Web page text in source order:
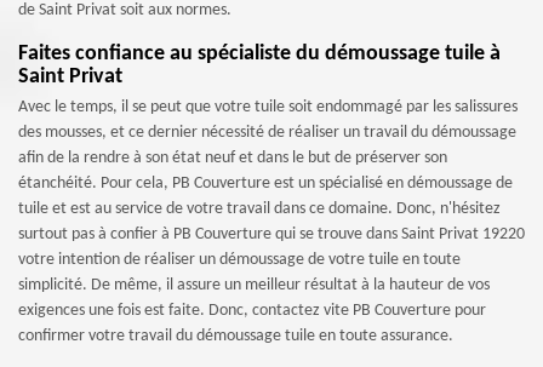
de Saint Privat soit aux normes.
Faites confiance au spécialiste du démoussage tuile à
Saint Privat
Avec le temps, il se peut que votre tuile soit endommagé par les salissures
des mousses, et ce dernier nécessité de réaliser un travail du démoussage
afin de la rendre à son état neuf et dans le but de préserver son
étanchéité. Pour cela, PB Couverture est un spécialisé en démoussage de
tuile et est au service de votre travail dans ce domaine. Donc, n'hésitez
surtout pas à confier à PB Couverture qui se trouve dans Saint Privat 19220
votre intention de réaliser un démoussage de votre tuile en toute
simplicité. De même, il assure un meilleur résultat à la hauteur de vos
exigences une fois est faite. Donc, contactez vite PB Couverture pour
confirmer votre travail du démoussage tuile en toute assurance.